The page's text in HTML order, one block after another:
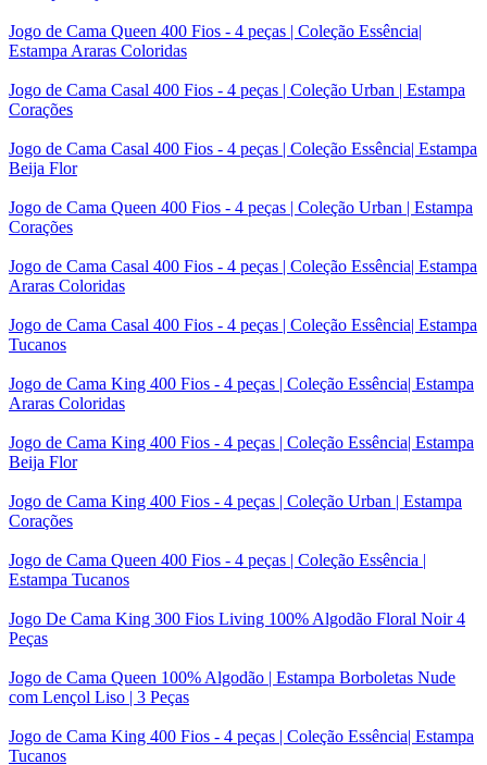
Jogo de Cama Queen 400 Fios - 4 peças | Coleção Essência|
Estampa Araras Coloridas
Jogo de Cama Casal 400 Fios - 4 peças | Coleção Urban | Estampa
Corações
Jogo de Cama Casal 400 Fios - 4 peças | Coleção Essência| Estampa
Beija Flor
Jogo de Cama Queen 400 Fios - 4 peças | Coleção Urban | Estampa
Corações
Jogo de Cama Casal 400 Fios - 4 peças | Coleção Essência| Estampa
Araras Coloridas
Jogo de Cama Casal 400 Fios - 4 peças | Coleção Essência| Estampa
Tucanos
Jogo de Cama King 400 Fios - 4 peças | Coleção Essência| Estampa
Araras Coloridas
Jogo de Cama King 400 Fios - 4 peças | Coleção Essência| Estampa
Beija Flor
Jogo de Cama King 400 Fios - 4 peças | Coleção Urban | Estampa
Corações
Jogo de Cama Queen 400 Fios - 4 peças | Coleção Essência |
Estampa Tucanos
Jogo De Cama King 300 Fios Living 100% Algodão Floral Noir 4
Peças
Jogo de Cama Queen 100% Algodão | Estampa Borboletas Nude
com Lençol Liso | 3 Peças
Jogo de Cama King 400 Fios - 4 peças | Coleção Essência| Estampa
Tucanos